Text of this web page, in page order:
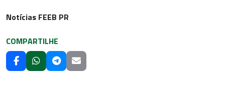
Notícias FEEB PR
COMPARTILHE